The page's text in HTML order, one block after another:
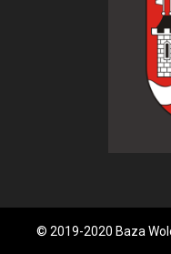
© 2019-2020 Baza